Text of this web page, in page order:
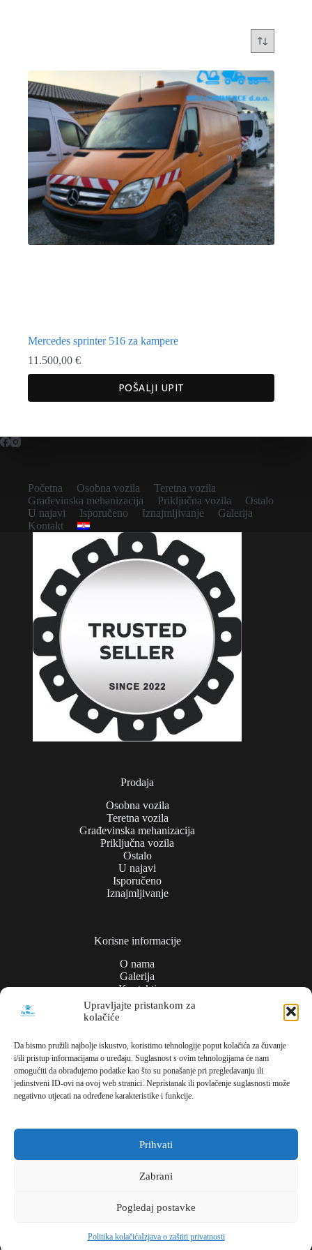
Upravljajte pristankom za
kolačiće
Da bismo pružili najbolje iskustvo, koristimo tehnologije poput kolačića za čuvanje
i/ili pristup informacijama o uređaju. Suglasnost s ovim tehnologijama će nam
omogućiti da obrađujemo podatke kao što su ponašanje pri pregledavanju ili
jedinstveni ID-ovi na ovoj web stranici. Nepristanak ili povlačenje suglasnosti može
negativno utjecati na određene karakteristike i funkcije.
Prihvati
Zabrani
Pogledaj postavke
Politika kolačićaIzjava o zaštiti privatnosti
Mercedes sprinter 516 za kampere
11.500,00 €
POŠALJI UPIT
Početna Osobna vozila
Teretna vozila
Građevinska mehanizacija
Priključna vozila
Ostalo
U najavi
Isporučeno Iznajmljivanje
Galerija
Kontakt
Prodaja
Osobna vozila
Teretna vozila
Građevinska mehanizacija
Priključna vozila
Ostalo
U najavi
Isporučeno
Iznajmljivanje
Korisne informacije
O nama
Galerija
Kontakti
Politika privatnosti
Kontakt
Meli Commerce
Dužice ul., 1,
Hrvatska
Parking/lager
10410 Mičevec
Copyright © 2026 - MELI COMMERCE | All rights
reserved. | Creating websites: